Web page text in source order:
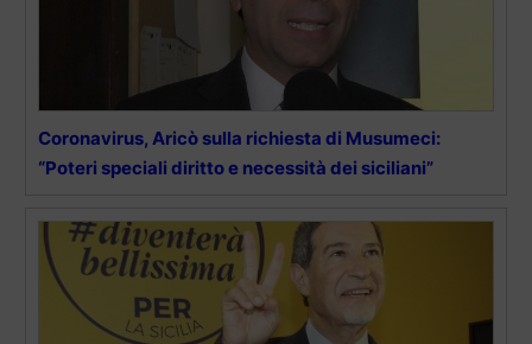
Coronavirus, Aricò sulla richiesta di Musumeci:
“Poteri speciali diritto e necessità dei siciliani”